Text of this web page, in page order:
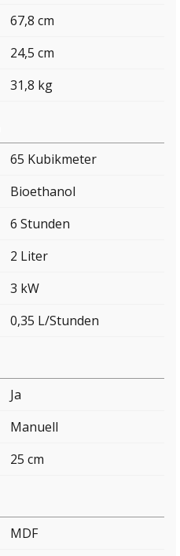
67,8 cm
24,5 cm
31,8 kg
65 Kubikmeter
Bioethanol
6 Stunden
2 Liter
3 kW
0,35 L/Stunden
Ja
Manuell
25 cm
MDF